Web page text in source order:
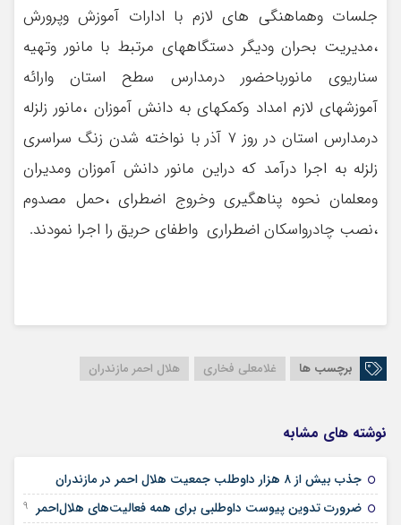
جلسات وهماهنگی های لازم با ادارات آموزش وپرورش
،مدیریت بحران ودیگر دستگاههای مرتبط با مانور وتهیه
سناریوی مانورباحضور درمدارس سطح استان وارائه
آموزشهای لازم امداد وکمکهای به دانش آموزان ،مانور زلزله
درمدارس استان در روز ۷ آذر با نواخته شدن زنگ سراسری
زلزله به اجرا درآمد که دراین مانور دانش آموزان ومدیران
ومعلمان نحوه پناهگیری وخروج اضطرای ،حمل مصدوم
،نصب چادرواسکان اضطراری واطفای حریق را اجرا نمودند.
برچسب ها غلامعلی فخاری هلال احمر مازندران
نوشته های مشابه
جذب بیش از ۸ هزار داوطلب جمعیت هلال احمر در مازندران
ضرورت تدوین پیوست داوطلبی برای همه فعالیت‌های هلال‌احمر 19 دسامبر 2025